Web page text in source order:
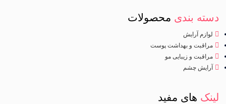
دسته بندی محصولات
لوازم آرایش
مراقبت و بهداشت پوست
مراقبت و زیبایی مو
آرایش چشم
لینک های مفید